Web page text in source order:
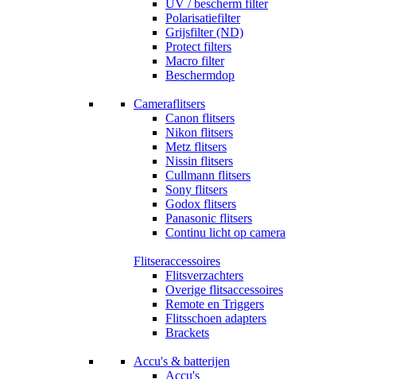
UV / bescherm filter
Polarisatiefilter
Grijsfilter (ND)
Protect filters
Macro filter
Beschermdop
Cameraflitsers
Canon flitsers
Nikon flitsers
Metz flitsers
Nissin flitsers
Cullmann flitsers
Sony flitsers
Godox flitsers
Panasonic flitsers
Continu licht op camera
Flitseraccessoires
Flitsverzachters
Overige flitsaccessoires
Remote en Triggers
Flitsschoen adapters
Brackets
Accu's & batterijen
Accu's